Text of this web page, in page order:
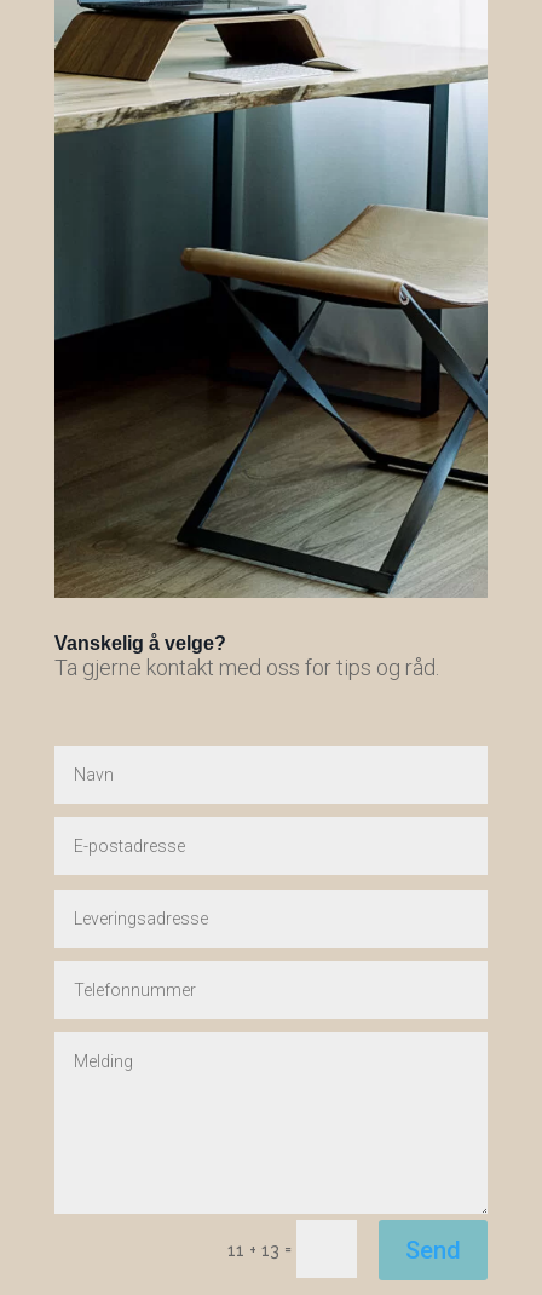
Vanskelig å velge?
Ta gjerne kontakt med oss for tips og råd.
11 + 13 = Send